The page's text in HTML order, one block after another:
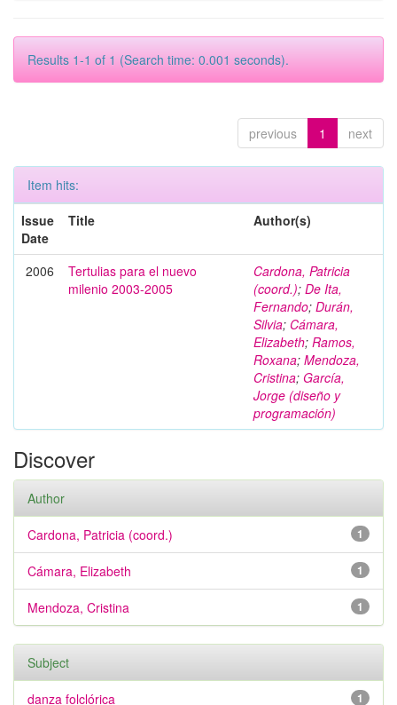
Results 1-1 of 1 (Search time: 0.001 seconds).
previous 1 next
Item hits:
Issue
Date
Title Author(s)
2006
Tertulias para el nuevo
milenio 2003-2005
Cardona, Patricia
(coord.); De Ita,
Fernando; Durán,
Silvia; Cámara,
Elizabeth; Ramos,
Roxana; Mendoza,
Cristina; García,
Jorge (diseño y
programación)
Discover
Author
1
Cardona, Patricia (coord.)
1
Cámara, Elizabeth
1
Mendoza, Cristina
Subject
1
danza folclórica